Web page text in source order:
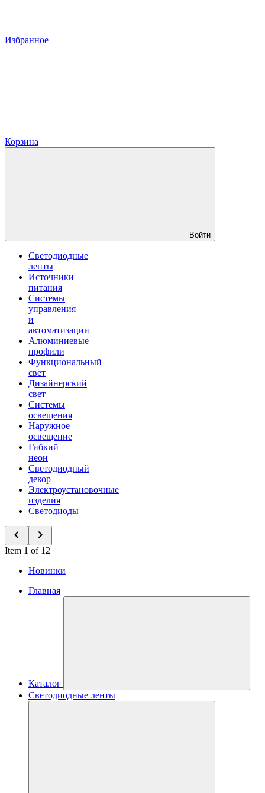
Избранное
Корзина
Войти
Светодиодные
ленты
Источники
питания
Системы
управления
и
автоматизации
Алюминиевые
профили
Функциональный
свет
Дизайнерский
свет
Системы
освещения
Наружное
освещение
Гибкий
неон
Светодиодный
декор
Электроустановочные
изделия
Светодиоды
Item 1 of 12
Новинки
Главная
Каталог
Светодиодные ленты